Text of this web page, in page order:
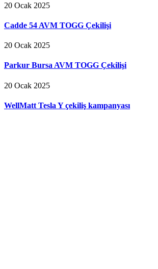
20 Ocak 2025
Cadde 54 AVM TOGG Çekilişi
20 Ocak 2025
Parkur Bursa AVM TOGG Çekilişi
20 Ocak 2025
WellMatt Tesla Y çekiliş kampanyası